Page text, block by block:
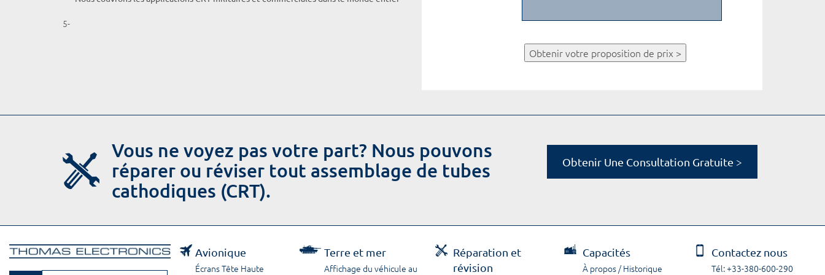
5-
Obtenir votre proposition de prix >
Vous ne voyez pas votre part? Nous pouvons
réparer ou réviser tout assemblage de tubes
cathodiques (CRT).
Obtenir Une Consultation Gratuite >
Avionique
Écrans Tête Haute
Terre et mer
Affichage du véhicule au
Réparation et
révision
Capacités
À propos / Historique
Contactez nous
Tél: +33-380-600-290